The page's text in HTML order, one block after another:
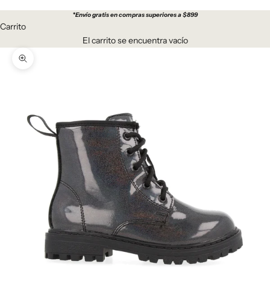
*Envío gratis en compras superiores a $899
Carrito
El carrito se encuentra vacío
Zoom